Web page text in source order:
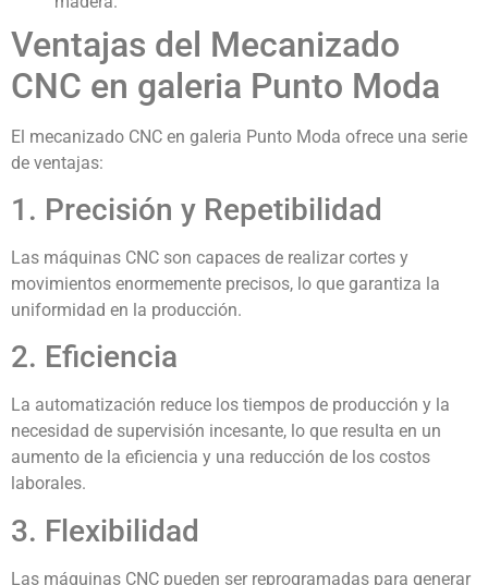
Ventajas del Mecanizado
CNC en galeria Punto Moda
El mecanizado CNC en galeria Punto Moda ofrece una serie
de ventajas:
1. Precisión y Repetibilidad
Las máquinas CNC son capaces de realizar cortes y
movimientos enormemente precisos, lo que garantiza la
uniformidad en la producción.
2. Eficiencia
La automatización reduce los tiempos de producción y la
necesidad de supervisión incesante, lo que resulta en un
aumento de la eficiencia y una reducción de los costos
laborales.
3. Flexibilidad
Las máquinas CNC pueden ser reprogramadas para generar